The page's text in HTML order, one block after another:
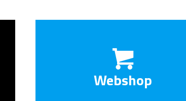
Webshop